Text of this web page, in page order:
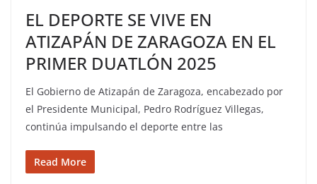
EL DEPORTE SE VIVE EN
ATIZAPÁN DE ZARAGOZA EN EL
PRIMER DUATLÓN 2025
El Gobierno de Atizapán de Zaragoza, encabezado por
el Presidente Municipal, Pedro Rodríguez Villegas,
continúa impulsando el deporte entre las
Read More